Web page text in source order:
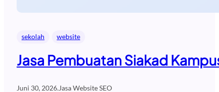
sekolah website
Jasa Pembuatan Siakad
Juni 30, 2026.Jasa Website SEO